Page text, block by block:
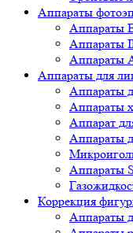
Аппараты
Аппараты
Аппараты
Аппараты
Аппараты для
Аппараты
Аппараты
Аппарат
Аппараты
Аппараты
Коррекция
Аппараты